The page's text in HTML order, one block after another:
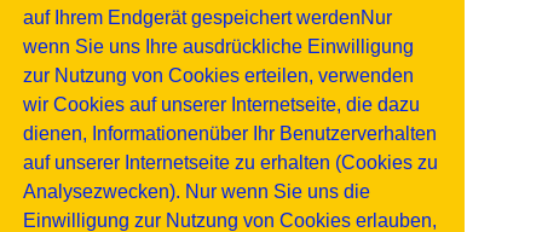
auf Ihrem Endgerät gespeichert werdenNur
wenn Sie uns Ihre ausdrückliche Einwilligung
zur Nutzung von Cookies erteilen, verwenden
wir Cookies auf unserer Internetseite, die dazu
dienen, Informationenüber Ihr Benutzerverhalten
auf unserer Internetseite zu erhalten (Cookies zu
Analysezwecken). Nur wenn Sie uns die
Einwilligung zur Nutzung von Cookies erlauben,